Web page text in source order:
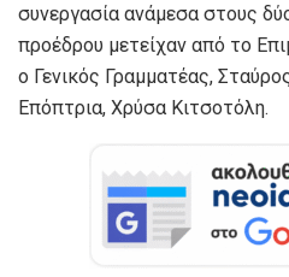
συνεργασία ανάμεσα στους
προέδρου μετείχαν από το
ο Γενικός Γραμματέας,
Επόπτρια, Χρύσα Κιτσοτόλη.